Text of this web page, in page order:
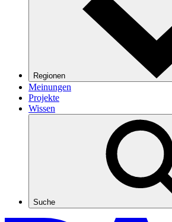
Regionen
Meinungen
Projekte
Wissen
Suche